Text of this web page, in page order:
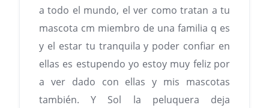
a todo el mundo, el ver como tratan a tu
mascota cm miembro de una familia q es
y el estar tu tranquila y poder confiar en
ellas es estupendo yo estoy muy feliz por
a ver dado con ellas y mis mascotas
también. Y Sol la peluquera deja